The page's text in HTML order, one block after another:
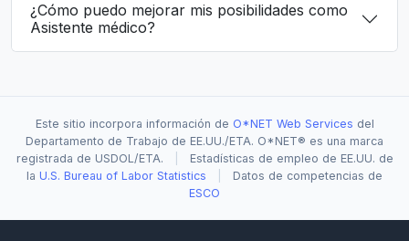
¿Cómo puedo mejorar mis posibilidades como
Asistente médico?
Este sitio incorpora información de O*NET Web Services del
Departamento de Trabajo de EE.UU./ETA. O*NET® es una marca
registrada de USDOL/ETA.
Estadísticas de empleo de EE.UU. de
la U.S. Bureau of Labor Statistics
Datos de competencias de
ESCO